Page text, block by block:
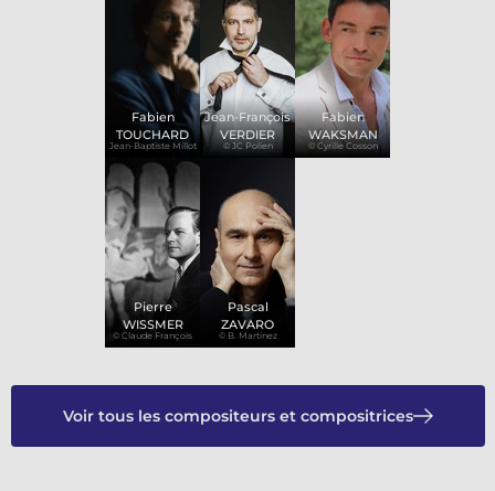
Jean-Baptiste Millot
Fabien
TOUCHARD
© JC Polien
Jean-François
VERDIER
© Cyrille Cosson
Fabien
WAKSMAN
© Claude François
Pierre
WISSMER
© B. Martinez
Pascal
ZAVARO
Voir tous les compositeurs et compositrices